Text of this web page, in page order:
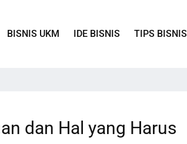
BISNIS UKM IDE BISNIS TIPS BISNIS
dan Hal yang Harus